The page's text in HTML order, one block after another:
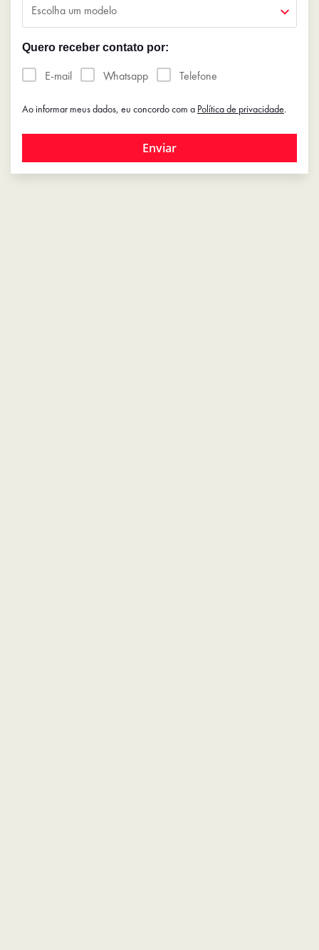
Escolha um modelo
Quero receber contato por:
E-mail Whatsapp Telefone
Ao informar meus dados, eu concordo com a Política de privacidade.
Enviar